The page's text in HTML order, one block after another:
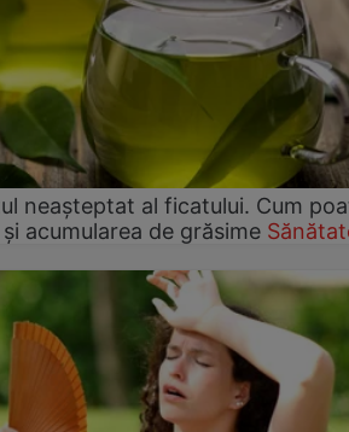
neașteptat al ficatului. Cum
acumularea de grăsime